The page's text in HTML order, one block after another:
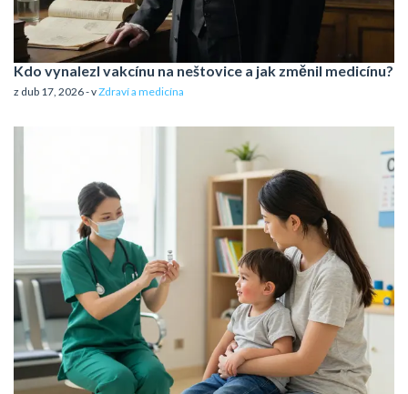
Kdo vynalezl vakcínu na neštovice a jak změnil medicínu?
z dub 17, 2026 - vZdraví a medicína